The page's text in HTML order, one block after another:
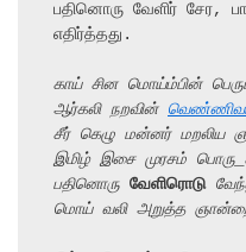
பதினொரு வேளிர் சேர,
எதிர்த்தது.
காய் சின மொய்ம்பின்
ஆர்கலி நறவின்
சீர் கெழு மன்னர் மறலிய
இமிழ் இசை முரசம்
பதினொரு வேளிரொடு
மொய் வலி அறுத்த